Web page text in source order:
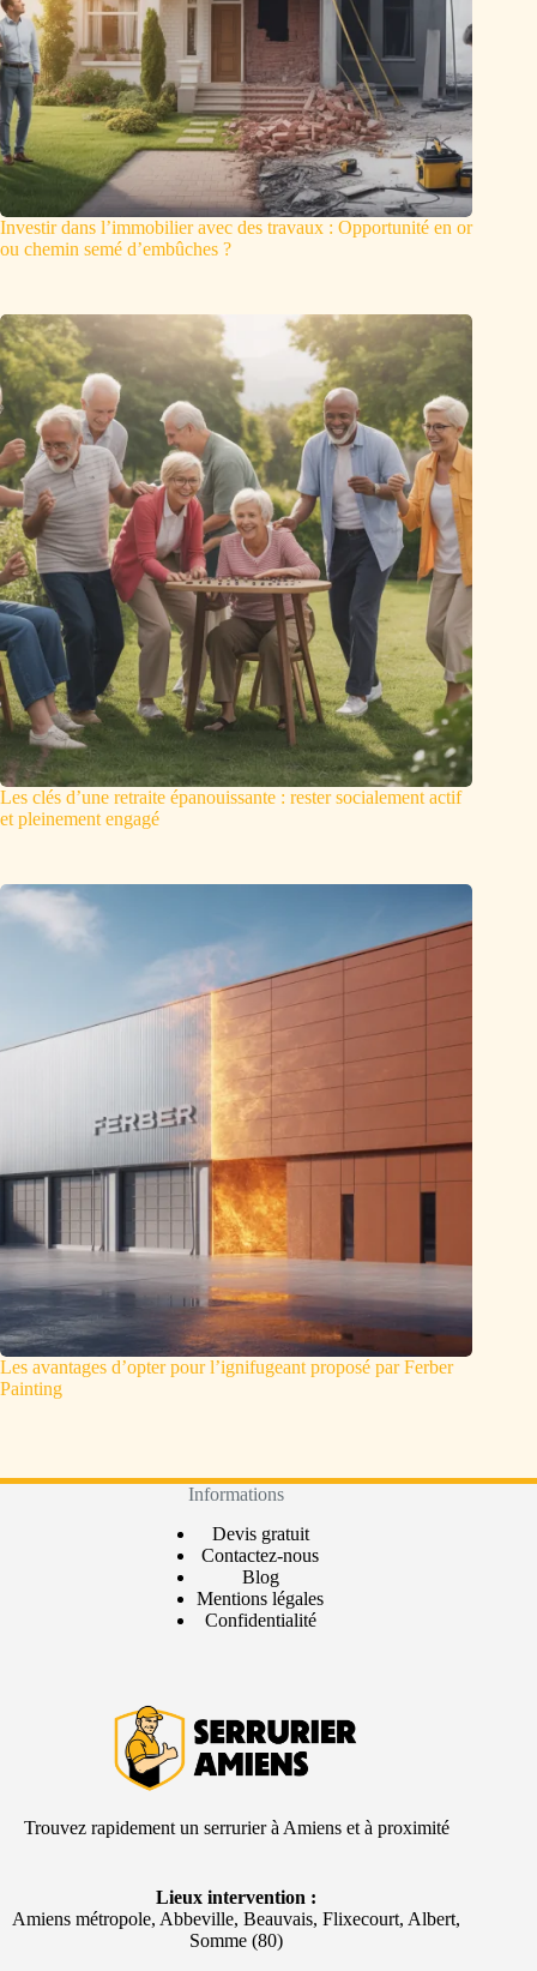
Investir dans l’immobilier avec des travaux : Opportunité en or
ou chemin semé d’embûches ?
Les clés d’une retraite épanouissante : rester socialement actif
et pleinement engagé
Les avantages d’opter pour l’ignifugeant proposé par Ferber
Painting
Informations
Devis gratuit
Contactez-nous
Blog
Mentions légales
Confidentialité
Trouvez rapidement un serrurier à Amiens et à proximité
Lieux intervention :
Amiens métropole, Abbeville, Beauvais, Flixecourt, Albert,
Somme (80)